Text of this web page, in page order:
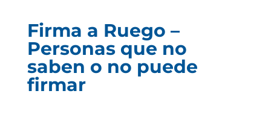
Firma a Ruego –
Personas que no
saben o no puede
firmar